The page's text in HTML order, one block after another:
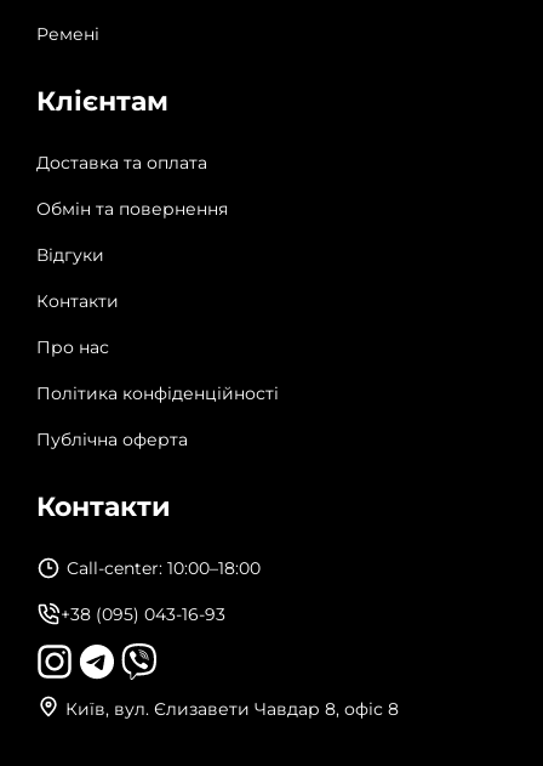
Ремені
Клієнтам
Доставка та оплата
Обмін та повернення
Відгуки
Контакти
Про нас
Політика конфіденційності
Публічна оферта
Контакти
Call-center: 10:00–18:00
+38 (095) 043-16-93
Київ, вул. Єлизавети Чавдар 8, офіс 8